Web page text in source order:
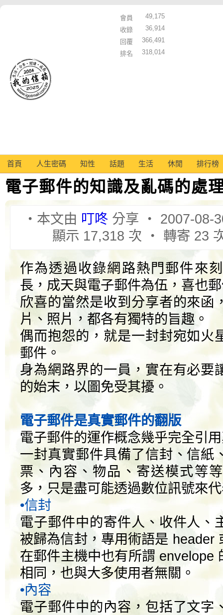
會員
49,175
收錄
36,914
回覆
366,491
排名
318,014
首頁 人生密碼 知性 話題 生活 休閒 排行榜
電子郵件的知識及亂碼的處
‧本文由 叮咚 分享 ‧ 2007-08-
顯示 17,318 次 ‧ 轉寄 23
作為透過收錄網路熱門郵件來
長，成天與電子郵件為伍，喜也
欣喜的當然是收到分享者的來函
片、照片，都各有獨特的旨趣。
偶而抱怨的，就是一封封宛如火
郵件。
身為網路界的一員，實在有必要
的始末，以圖免受其擾。
電子郵件是真實郵件的翻版
電子郵件的運作概念幾乎完全引
一封真實郵件具備了信封、信紙
票、內容、物品、寄送模式等
多，只是盡可能透過數位訊號來
•信封
電子郵件中的寄件人、收件人、
被歸為信封，專用術語是 header
在郵件主機中也有所謂 envelope
相同，也與大多使用者無關。
•內容
電子郵件中的內容，包括了文字